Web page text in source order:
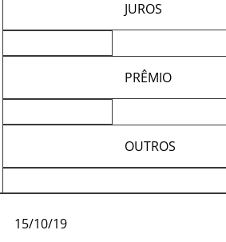
JUROS
PRÊMIO
OUTROS
15/10/19